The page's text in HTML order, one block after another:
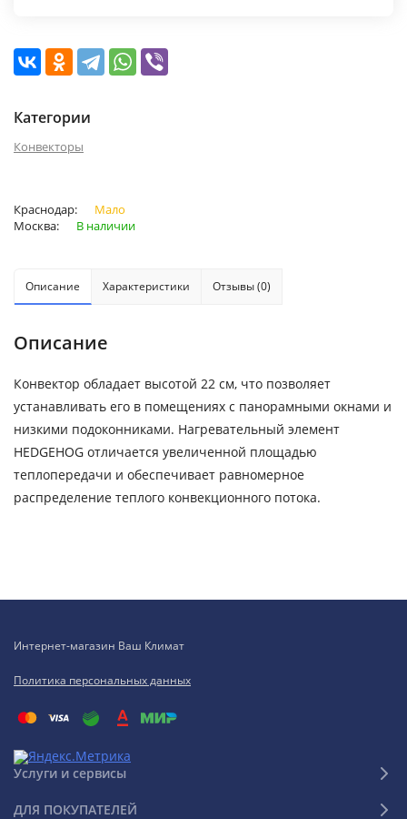
Категории
Конвекторы
Краснодар:
Мало
Москва:
В наличии
Описание Характеристики Отзывы (0)
Описание
Конвектор обладает высотой 22 см, что позволяет
устанавливать его в помещениях с панорамными окнами и
низкими подоконниками. Нагревательный элемент
HEDGEHOG отличается увеличенной площадью
теплопередачи и обеспечивает равномерное
распределение теплого конвекционного потока.
Интернет-магазин Ваш Климат
Политика персональных данных
Услуги и сервисы
ДЛЯ ПОКУПАТЕЛЕЙ